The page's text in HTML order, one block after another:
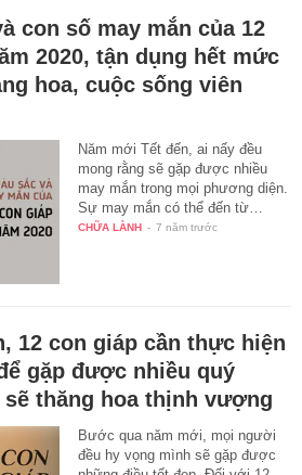
con số may mắn của 12
2020, tận dụng hết mức
hoa, cuộc sống viên
Năm mới Tết đến, ai nấy đều
mong rằng sẽ gặp được nhiều
may mắn trong mọi phương diện.
Sự may mắn có thể đến từ…
CHỮA LÀNH - 7 năm trước
12 con giáp cần thực hiện
gặp được nhiều quý
thăng hoa thịnh vượng
Bước qua năm mới, mọi người
đều hy vọng mình sẽ gặp được